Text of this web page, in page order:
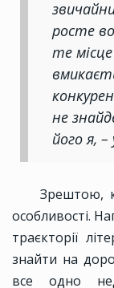
росте
те
не
його я, –
Зрештою,
особливості.
траєкторії
знайти на
все одно